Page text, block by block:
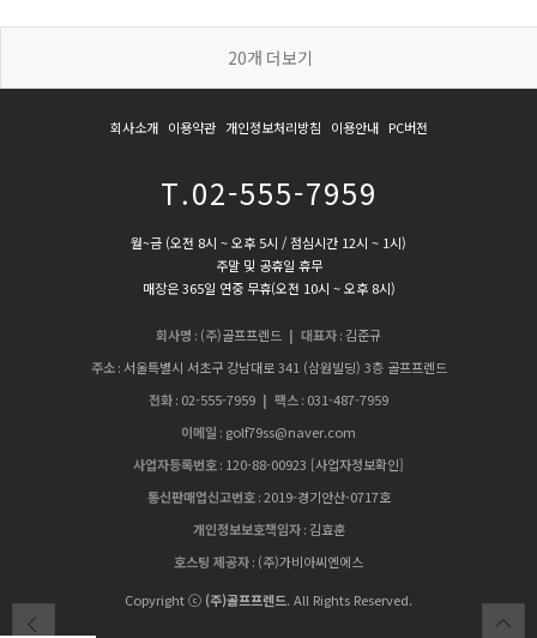
20개 더보기
회사소개 이용약관 개인정보처리방침 이용안내 PC버전
T.02-555-7959
월~금 (오전 8시 ~ 오후 5시 / 점심시간 12시 ~ 1시)
주말 및 공휴일 휴무
매장은 365일 연중 무휴(오전 10시 ~ 오후 8시)
회사명 : (주)골프프렌드 | 대표자: 김준규
주소 : 서울특별시 서초구 강남대로 341 (삼원빌딩) 3층 골프프렌드
전화: 02-555-7959 | 팩스: 031-487-7959
이메일 : golf79ss@naver.com
사업자등록번호: 120-88-00923 [사업자정보확인]
통신판매업신고번호 :2019-경기안산-0717호
개인정보보호책임자 : 김효훈
호스팅 제공자: (주)가비아씨엔에스
Copyright ⓒ (주)골프프렌드. All Rights Reserved.